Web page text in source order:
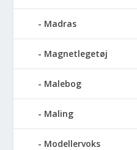
Madras
Magnetlegetøj
Malebog
Maling
Modellervoks